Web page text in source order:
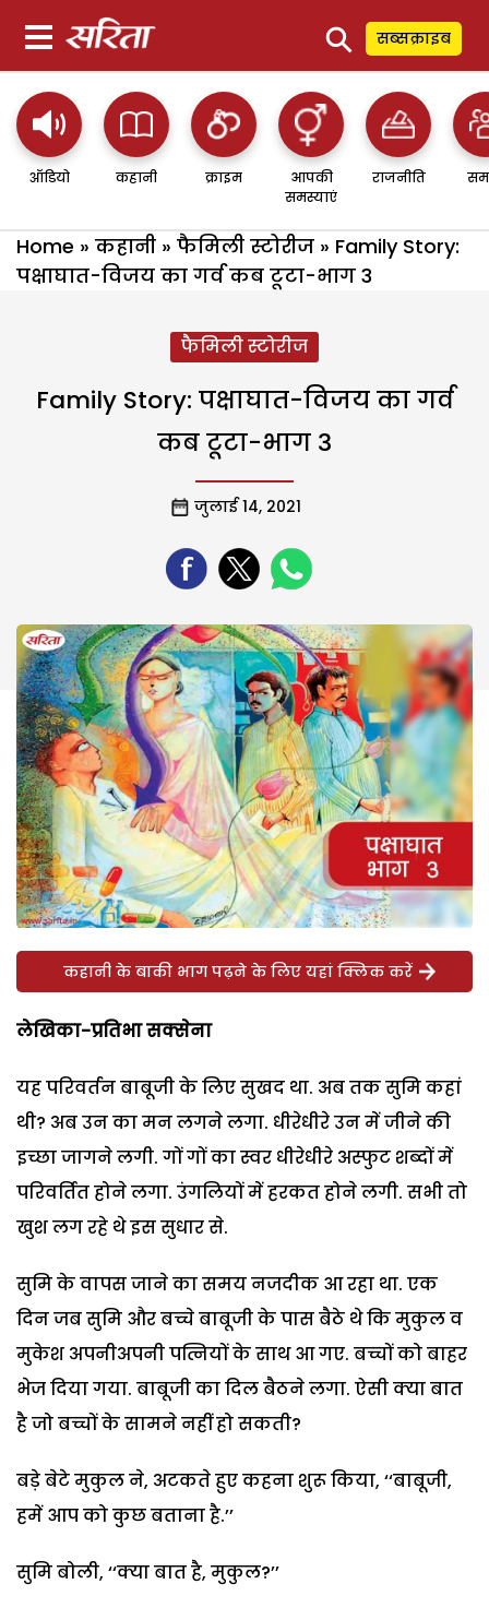
⚲ सब्सक्राइब
ऑडियो कहानी क्राइम
आपकी
समस्याएं
राजनीति
Home » कहानी » फैमिली स्टोरीज » Family Story:
पक्षाघात-विजय का गर्व कब टूटा-भाग 3
फैमिली स्टोरीज
Family Story: पक्षाघात-विजय का गर्व
कब टूटा-भाग 3
जुलाई 14, 2021
कहानी के बाकी भाग पढ़ने के लिए यहां क्लिक करें
लेखिका-प्रतिभा सक्सेना
यह परिवर्तन बाबूजी के लिए सुखद था. अब तक सुमि कहां
थी? अब उन का मन लगने लगा. धीरेधीरे उन में जीने की
इच्छा जागने लगी. गों गों का स्वर धीरेधीरे अस्फुट शब्दों में
परिवर्तित होने लगा. उंगलियों में हरकत होने लगी. सभी तो
खुश लग रहे थे इस सुधार से.
सुमि के वापस जाने का समय नजदीक आ रहा था. एक
दिन जब सुमि और बच्चे बाबूजी के पास बैठे थे कि मुकुल व
मुकेश अपनीअपनी पत्नियों के साथ आ गए. बच्चों को बाहर
भेज दिया गया. बाबूजी का दिल बैठने लगा. ऐसी क्या बात
है जो बच्चों के सामने नहीं हो सकती?
बड़े बेटे मुकुल ने, अटकते हुए कहना शुरू किया, ‘‘बाबूजी,
हमें आप को कुछ बताना है.’’
सुमि बोली, ‘‘क्या बात है, मुकुल?’’